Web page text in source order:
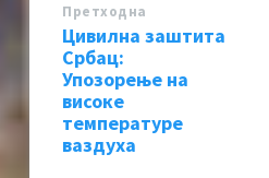
Претходна
Цивилна заштита
Србац:
Упозорење на
високе
температуре
ваздуха